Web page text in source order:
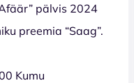
pälvis 2024
preemia “Saag”.
Kumu